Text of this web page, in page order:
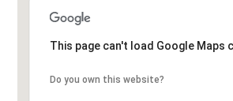
This page can't load Google Maps
Do you own this website?